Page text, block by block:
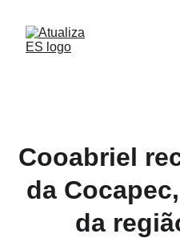
Cooabriel
da
da